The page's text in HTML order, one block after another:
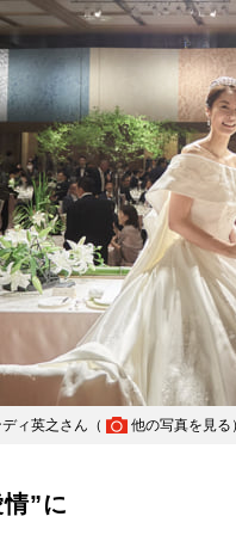
ィ英之さん（ 他の写真を見る
”に